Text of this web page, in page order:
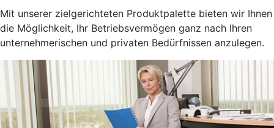
Mit unserer zielgerichteten Produktpalette bieten wir Ihnen
die Möglichkeit, Ihr Betriebsvermögen ganz nach Ihren
unternehmerischen und privaten Bedürfnissen anzulegen.